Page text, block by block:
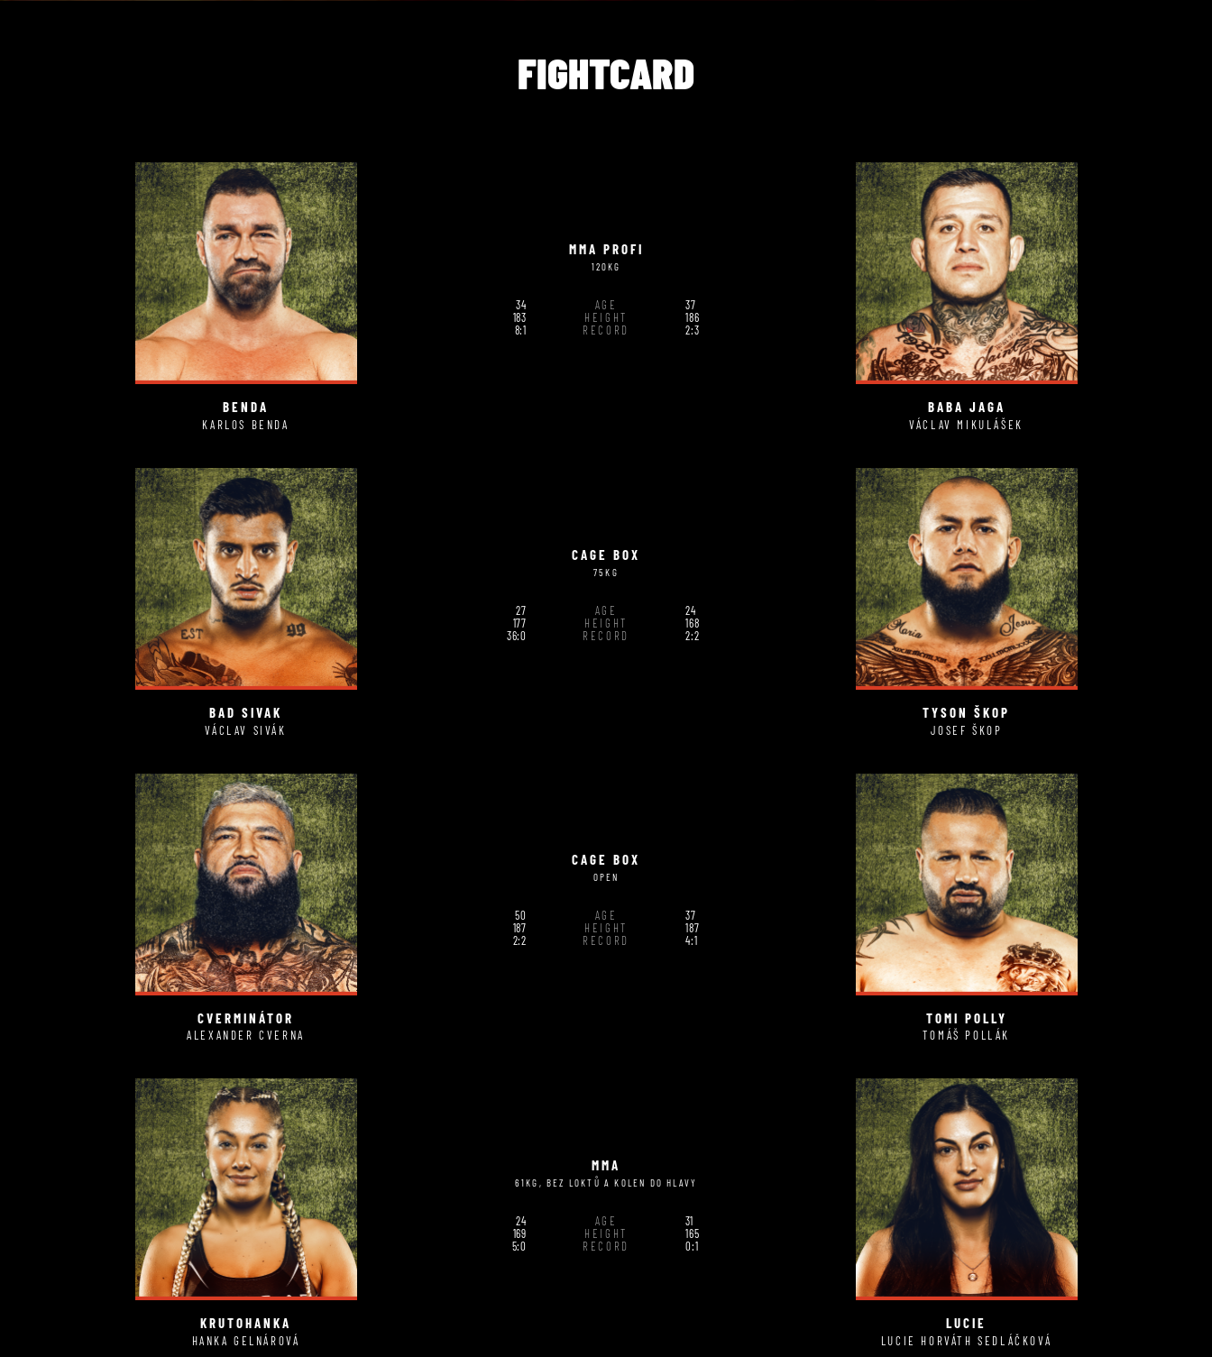
FIGHTCARD
BENDA
KARLOS BENDA
MMA PROFI
120KG
34 AGE
37
183
HEIGHT
186
8:1
RECORD 2:3
BABA JAGA
VÁCLAV MIKULÁŠEK
BAD SIVAK
VÁCLAV SIVÁK
CAGE BOX
75KG
27 AGE
24
177
HEIGHT
168
36:0
RECORD 2:2
TYSON ŠKOP
JOSEF ŠKOP
CVERMINÁTOR
ALEXANDER CVERNA
CAGE BOX
OPEN
50 AGE
37
187
HEIGHT
187
2:2
RECORD 4:1
TOMI POLLY
TOMÁŠ POLLÁK
KRUTOHANKA
HANKA GELNÁROVÁ
MMA
61KG, BEZ LOKTŮ A KOLEN DO HLAVY
24 AGE
31
169
HEIGHT
165
5:0
RECORD 0:1
LUCIE
LUCIE HORVÁTH SEDLÁČKOVÁ